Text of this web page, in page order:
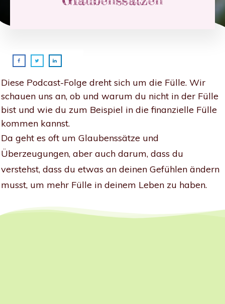
Diese Podcast-Folge dreht sich um die Fülle. Wir
schauen uns an, ob und warum du nicht in der Fülle
bist und wie du zum Beispiel in die finanzielle Fülle
kommen kannst.
Da geht es oft um Glaubenssätze und
Überzeugungen, aber auch darum, dass du
verstehst, dass du etwas an deinen Gefühlen ändern
musst, um mehr Fülle in deinem Leben zu haben.